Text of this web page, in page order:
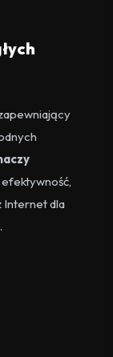
Internet dla